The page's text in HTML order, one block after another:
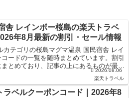
舎 レインボー桜島の楽天トラベ
年8月最新の割引・セール情報
カテゴリの桜島マグマ温泉 国民宿舎 レイ
ードの一覧を随時まとめています。割引
とめており、記事の上にあるものが最新
。ホテル・旅館宿泊の予約な... 2026.08.06
楽天トラベル
ラベルクーポンコード｜2026年8